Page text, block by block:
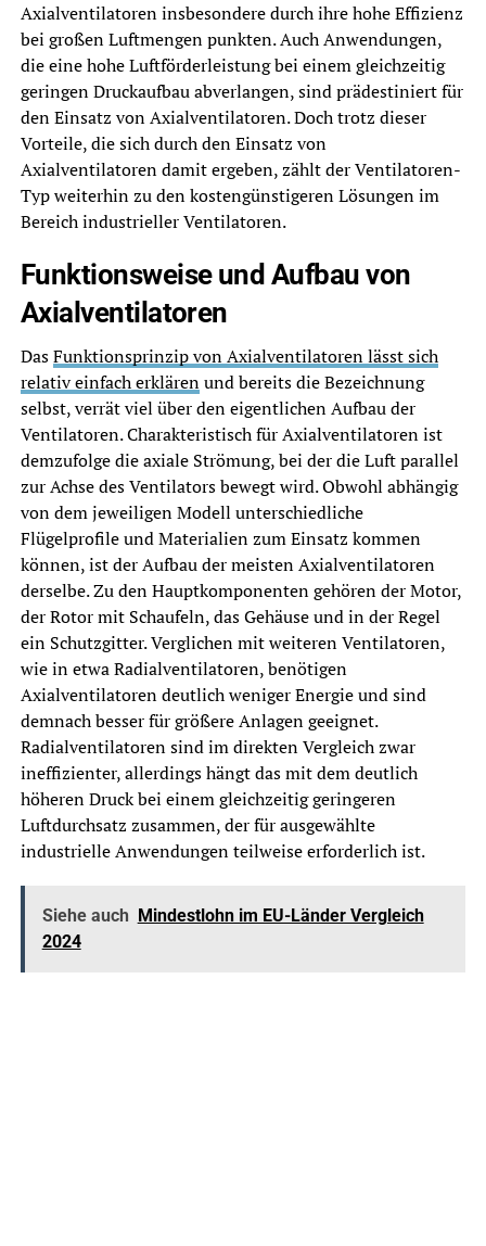
Axialventilatoren insbesondere durch ihre hohe Effizienz
bei großen Luftmengen punkten. Auch Anwendungen,
die eine hohe Luftförderleistung bei einem gleichzeitig
geringen Druckaufbau abverlangen, sind prädestiniert für
den Einsatz von Axialventilatoren. Doch trotz dieser
Vorteile, die sich durch den Einsatz von
Axialventilatoren damit ergeben, zählt der Ventilatoren-
Typ weiterhin zu den kostengünstigeren Lösungen im
Bereich industrieller Ventilatoren.
Funktionsweise und Aufbau von
Axialventilatoren
DasFunktionsprinzip von Axialventilatoren lässt sich
relativ einfach erklärenund bereits die Bezeichnung
selbst, verrät viel über den eigentlichen Aufbau der
Ventilatoren. Charakteristisch für Axialventilatoren ist
demzufolge die axiale Strömung, bei der die Luft parallel
zur Achse des Ventilators bewegt wird. Obwohl abhängig
von dem jeweiligen Modell unterschiedliche
Flügelprofile und Materialien zum Einsatz kommen
können, ist der Aufbau der meisten Axialventilatoren
derselbe. Zu den Hauptkomponenten gehören der Motor,
der Rotor mit Schaufeln, das Gehäuse und in der Regel
ein Schutzgitter. Verglichen mit weiteren Ventilatoren,
wie in etwa Radialventilatoren, benötigen
Axialventilatoren deutlich weniger Energie und sind
demnach besser für größere Anlagen geeignet.
Radialventilatoren sind im direkten Vergleich zwar
ineffizienter, allerdings hängt das mit dem deutlich
höheren Druck bei einem gleichzeitig geringeren
Luftdurchsatz zusammen, der für ausgewählte
industrielle Anwendungen teilweise erforderlich ist.
Siehe auch Mindestlohn im EU-Länder Vergleich
2024